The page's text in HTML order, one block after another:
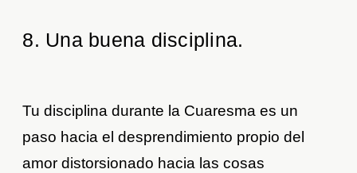
8. Una buena disciplina.
Tu disciplina durante la Cuaresma es un
paso hacia el desprendimiento propio del
amor distorsionado hacia las cosas